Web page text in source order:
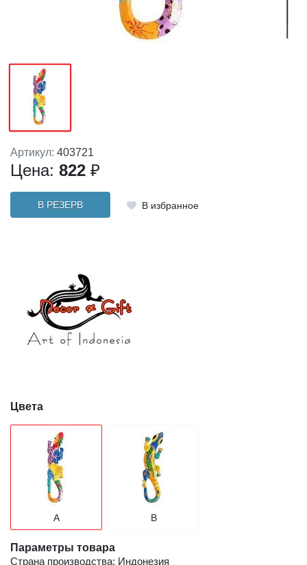
Артикул: 403721
Цена: 822 ₽
В РЕЗЕРВ В избранное
Цвета
A B
Параметры товара
Страна производства: Индонезия